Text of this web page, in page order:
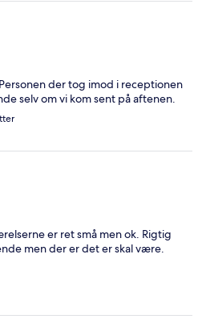
der tog imod i receptionen
selv om vi kom sent på aftenen.
er ret små men ok. Rigtig
men der er det er skal være.